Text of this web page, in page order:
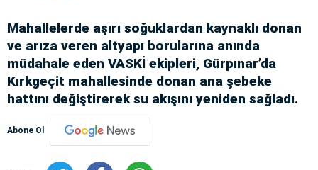
Mahallelerde aşırı soğuklardan kaynaklı donan
ve arıza veren altyapı borularına anında
müdahale eden VASKİ ekipleri, Gürpınar’da
Kırkgeçit mahallesinde donan ana şebeke
hattını değiştirerek su akışını yeniden sağladı.
Abone Ol